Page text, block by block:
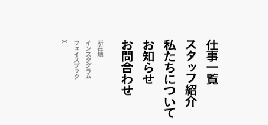
仕事一覧
ス
タ
ッ
フ紹介
私たちについて
お知らせ
お問合わせ
所在地
インス
タ
グ
ラ
ム
フェイス
ブ
ッ
ク
X